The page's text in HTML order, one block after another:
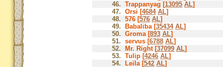
46. Trappanyag [13095 AL]
47. Orsi [4684 AL]
48. 576 [576 AL]
49.
Babaliba [35434 AL]
50. Groma [893 AL]
51. servus [6788 AL]
52.
Mr. Right [37099 AL]
53. Tulip [4246 AL]
54.
Leila [542 AL]